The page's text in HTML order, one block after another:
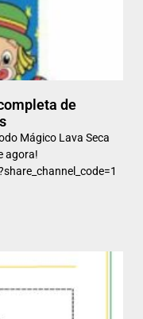
de
Mágico Lava Seca
agora!